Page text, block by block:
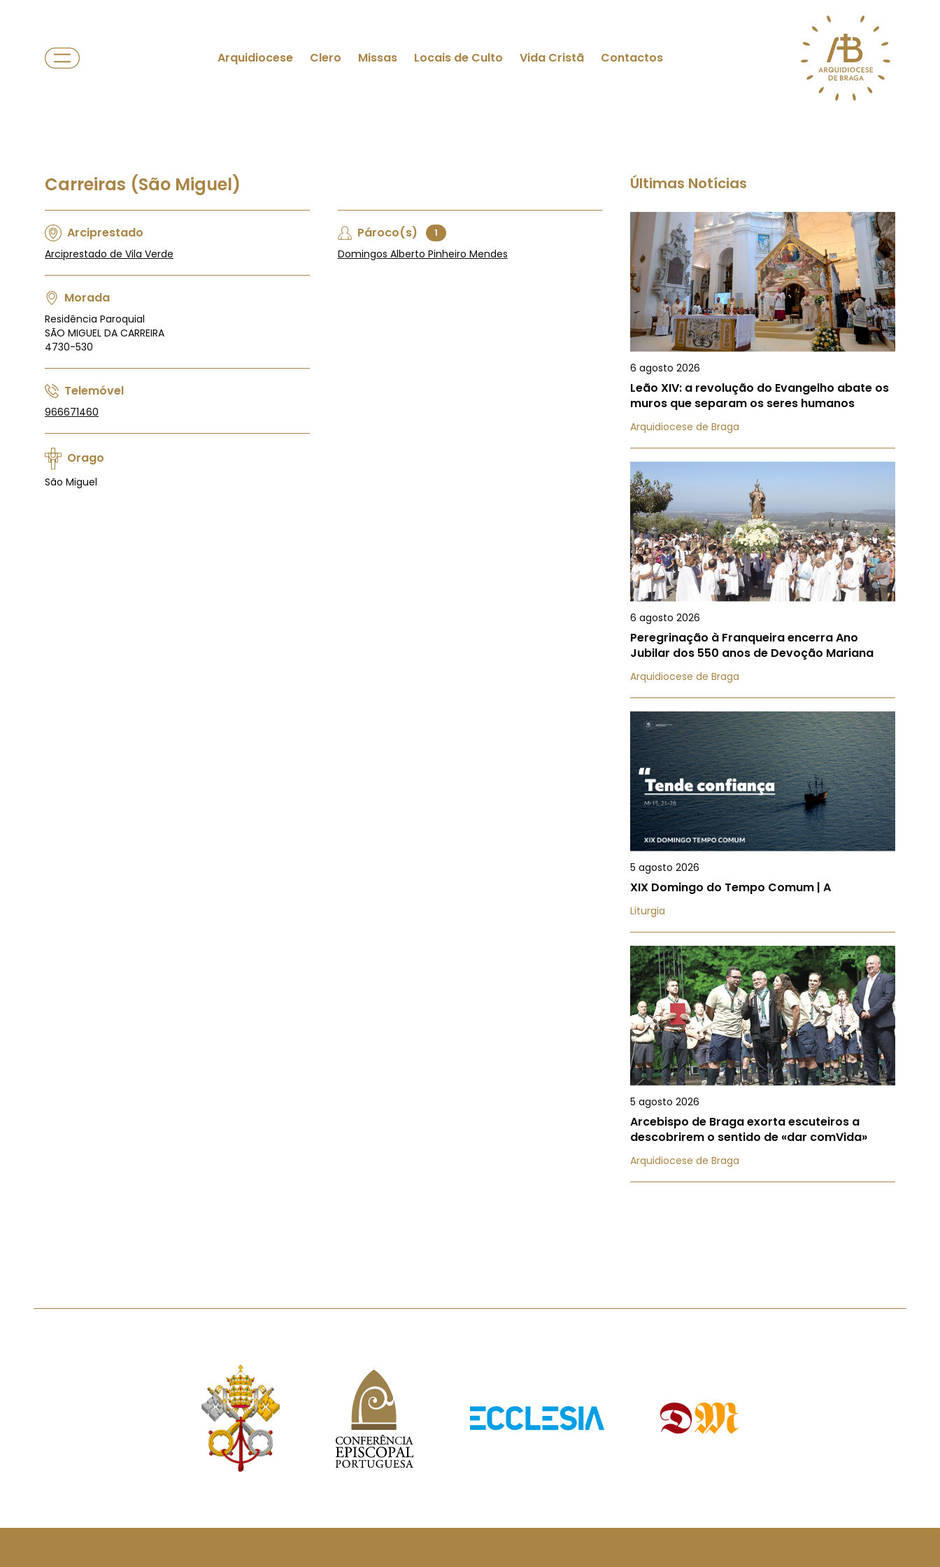
Arquidiocese Clero Missas Locais de Culto Vida Cristã Contactos
Carreiras (São Miguel)
Arciprestado
Arciprestado de Vila Verde
Morada
Residência Paroquial
SÃO MIGUEL DA CARREIRA
4730-530
Telemóvel
966671460
Orago
São Miguel
Pároco(s) 1
Domingos Alberto Pinheiro Mendes
Últimas Notícias
6 agosto 2026
Leão XIV: a revolução do Evangelho abate os
muros que separam os seres humanos
Arquidiocese de Braga
6 agosto 2026
Peregrinação à Franqueira encerra Ano
Jubilar dos 550 anos de Devoção Mariana
Arquidiocese de Braga
5 agosto 2026
XIX Domingo do Tempo Comum | A
Liturgia
5 agosto 2026
Arcebispo de Braga exorta escuteiros a
descobrirem o sentido de «dar comVida»
Arquidiocese de Braga